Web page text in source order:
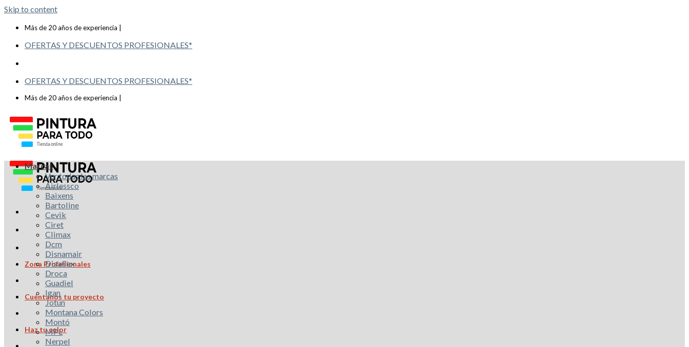
Skip to content
Más de 20 años de experiencia |
OFERTAS Y DESCUENTOS PROFESIONALES*
OFERTAS Y DESCUENTOS PROFESIONALES*
Más de 20 años de experiencia |
Zona Profesionales
Cuéntanos tu proyecto
Haz tu color
Marcas
Ver todas las marcas
Airlessco
Baixens
Bartoline
Cevik
Ciret
Climax
Dcm
Disnamair
Disaflex
Droca
Guadiel
Igan
Jotun
Montana Colors
Montó
MPL
Nerpel